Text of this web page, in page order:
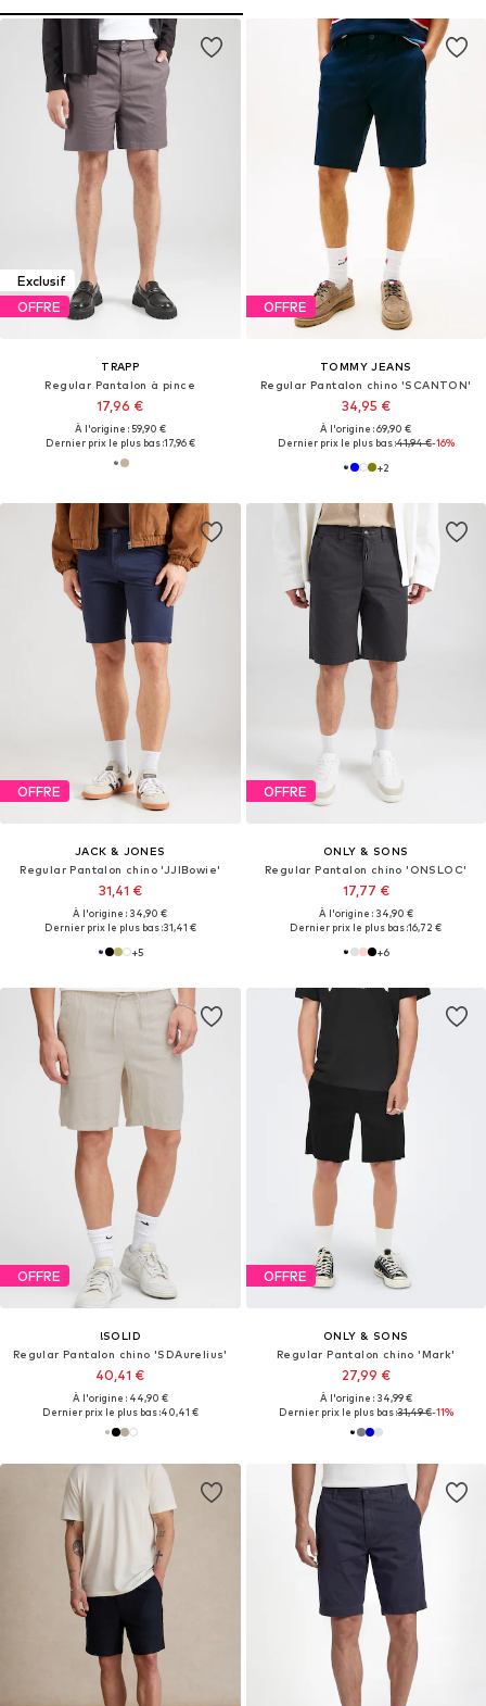
Exclusif
OFFRE
TRAPP
Regular Pantalon à pince
17,96 €
À l'origine : 59,90 €
Dernier prix le plus bas :17,96 €
OFFRE
TOMMY JEANS
Regular Pantalon chino 'SCANTON'
34,95 €
À l'origine : 69,90 €
Dernier prix le plus bas :41,94 €-16%
+2
OFFRE
JACK & JONES
Regular Pantalon chino 'JJIBowie'
31,41 €
À l'origine : 34,90 €
Dernier prix le plus bas :31,41 €
+5
OFFRE
ONLY & SONS
Regular Pantalon chino 'ONSLOC'
17,77 €
À l'origine : 34,90 €
Dernier prix le plus bas :16,72 €
+6
OFFRE
!SOLID
Regular Pantalon chino 'SDAurelius'
40,41 €
À l'origine : 44,90 €
Dernier prix le plus bas :40,41 €
OFFRE
ONLY & SONS
Regular Pantalon chino 'Mark'
27,99 €
À l'origine : 34,99 €
Dernier prix le plus bas :31,49 €-11%